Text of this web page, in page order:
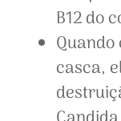
B12 do
casca,